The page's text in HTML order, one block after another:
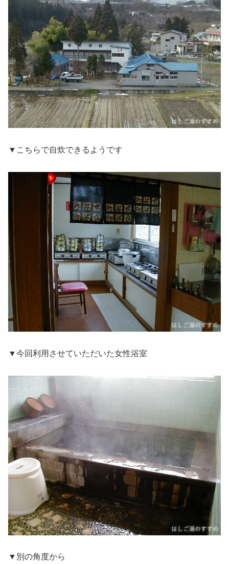
▼こちらで自炊できるようです
▼今回利用させていただいた女性浴室
▼別の角度から